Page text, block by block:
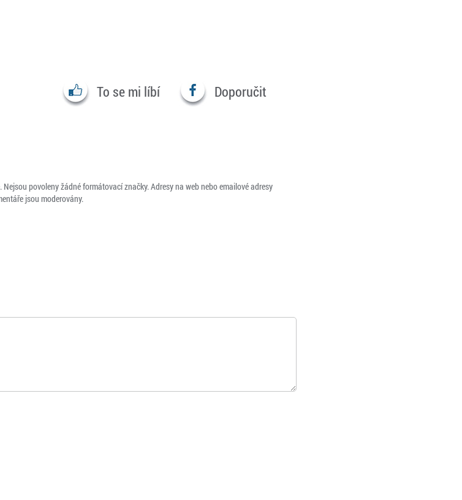
To se mi líbí Doporučit
povoleny žádné formátovací značky. Adresy na web nebo emailové adresy
jsou moderovány.